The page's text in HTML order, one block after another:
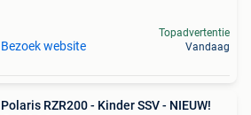
Bezoek website
Topadvertentie
Vandaag
Polaris RZR200 - Kinder SSV - NIEUW!